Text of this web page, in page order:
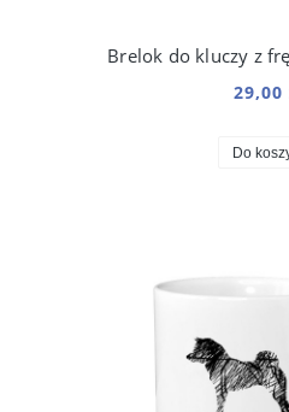
Brelok do kluczy z
29,00
Do